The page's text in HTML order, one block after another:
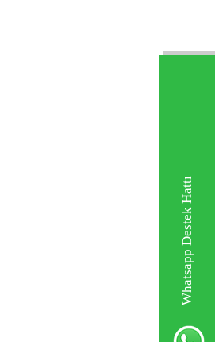
Whatsapp Destek Hattı